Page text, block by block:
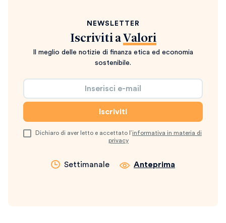
NEWSLETTER
Iscriviti a Valori
Il meglio delle notizie di finanza etica ed economia
sostenibile.
Dichiaro di aver letto e accettato l’informativa in materia di
privacy
Settimanale Anteprima